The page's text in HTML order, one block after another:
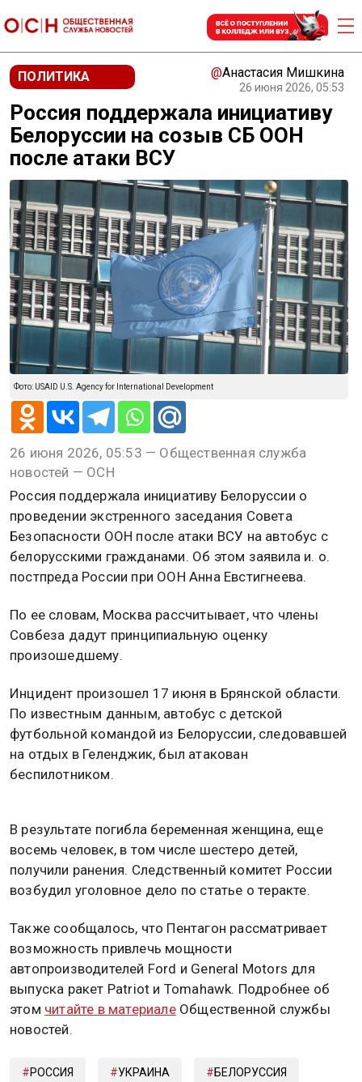
ПОЛИТИКА @Анастасия Мишкина
26 июня 2026, 05:53
Россия поддержала инициативу
Белоруссии на созыв СБ ООН
после атаки ВСУ
Фото: USAID U.S. Agency for International Development
26 июня 2026, 05:53 — Общественная служба
новостей — ОСН
Россия поддержала инициативу Белоруссии о
проведении экстренного заседания Совета
Безопасности ООН после атаки ВСУ на автобус с
белорусскими гражданами. Об этом заявила и. о.
постпреда России при ООН Анна Евстигнеева.
По ее словам, Москва рассчитывает, что члены
Совбеза дадут принципиальную оценку
произошедшему.
Инцидент произошел 17 июня в Брянской области.
По известным данным, автобус с детской
футбольной командой из Белоруссии, следовавшей
на отдых в Геленджик, был атакован
беспилотником.
В результате погибла беременная женщина, еще
восемь человек, в том числе шестеро детей,
получили ранения. Следственный комитет России
возбудил уголовное дело по статье о теракте.
Также сообщалось, что Пентагон рассматривает
возможность привлечь мощности
автопроизводителей Ford и General Motors для
выпуска ракет Patriot и Tomahawk. Подробнее об
этом читайте в материалеОбщественной службы
новостей.
РОССИЯ УКРАИНА БЕЛОРУССИЯ